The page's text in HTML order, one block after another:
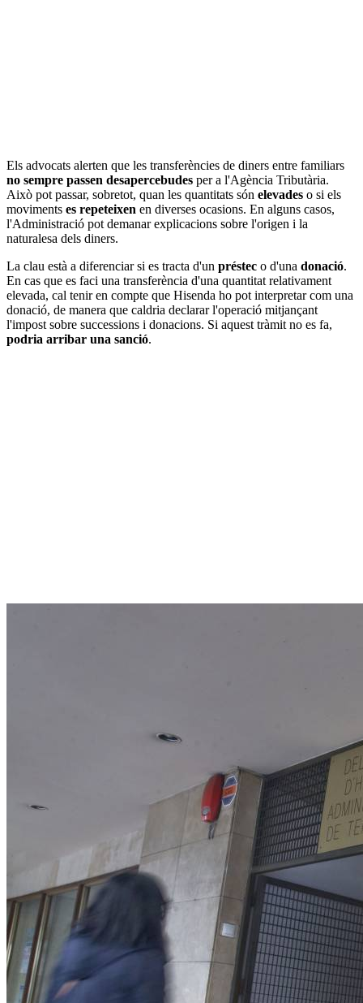
Els advocats alerten que les transferències de diners entre familiars
no sempre passen desapercebudes per a l'Agència Tributària.
Això pot passar, sobretot, quan les quantitats són elevades o si els
moviments es repeteixen en diverses ocasions. En alguns casos,
l'Administració pot demanar explicacions sobre l'origen i la
naturalesa dels diners.
La clau està a diferenciar si es tracta d'un préstec o d'una donació.
En cas que es faci una transferència d'una quantitat relativament
elevada, cal tenir en compte que Hisenda ho pot interpretar com una
donació, de manera que caldria declarar l'operació mitjançant
l'impost sobre successions i donacions. Si aquest tràmit no es fa,
podria arribar una sanció.